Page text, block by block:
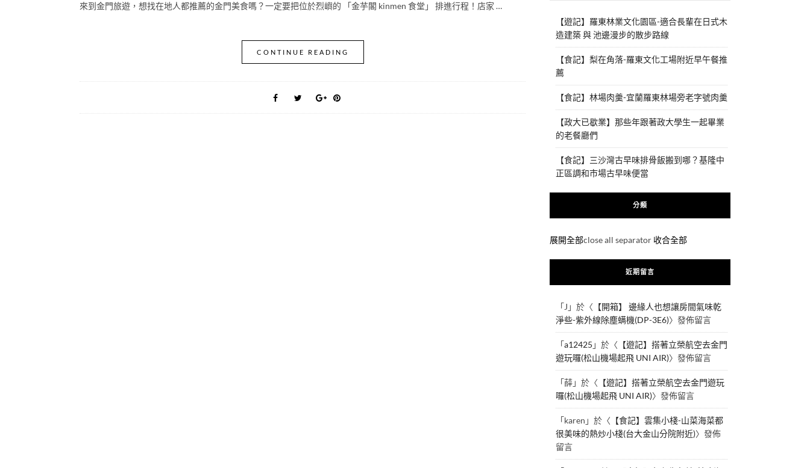
來到金門旅遊，想找在地人都推薦的金門美食嗎？一定要把位於烈嶼的 「金芋閣 kinmen 食堂」 排進行程！店家 …
CONTINUE READING
【遊記】羅東林業文化園區-適合長輩在日式木
造建築 與 池邊漫步的散步路線
【食記】梨在角落-羅東文化工場附近早午餐推
薦
【食記】林場肉羹-宜蘭羅東林場旁老字號肉羹
【政大已歇業】那些年跟著政大學生一起畢業
的老餐廳們
【食記】三沙灣古早味排骨飯搬到哪？基隆中
正區調和市場古早味便當
分類
展開全部close all separator 收合全部
近期留言
「J 」於〈 【開箱】 邊緣人也想讓房間氣味乾
淨些-紫外線除塵螨機(DP-3E6)〉發佈留言
「a12425 」於〈 【遊記】搭著立榮航空去金門
遊玩囉(松山機場起飛 UNI AIR)〉發佈留言
「薛」於〈 【遊記】搭著立榮航空去金門遊玩
囉(松山機場起飛 UNI AIR)〉發佈留言
「karen 」於〈 【食記】雲集小棧-山菜海菜都
很美味的熱炒小棧(台大金山分院附近)〉發佈
留言